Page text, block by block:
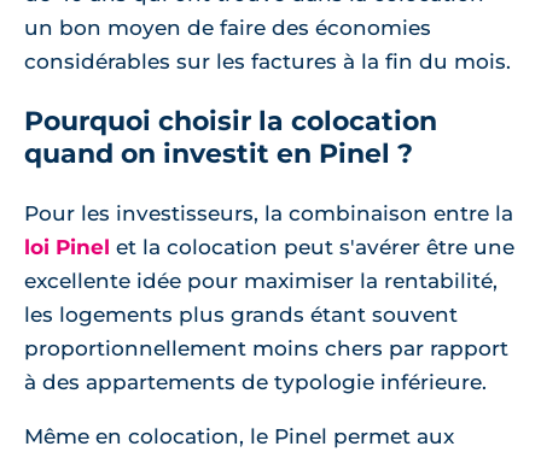
un bon moyen de faire des économies
considérables sur les factures à la fin du mois.
Pourquoi choisir la colocation
quand on investit en Pinel ?
Pour les investisseurs, la combinaison entre la
loi Pinel et la colocation peut s'avérer être une
excellente idée pour maximiser la rentabilité,
les logements plus grands étant souvent
proportionnellement moins chers par rapport
à des appartements de typologie inférieure.
Même en colocation, le Pinel permet aux